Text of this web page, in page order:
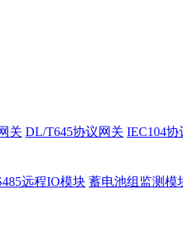
关 DL/T645协议网关 IEC104协
远程IO模块 蓄电池组监测模